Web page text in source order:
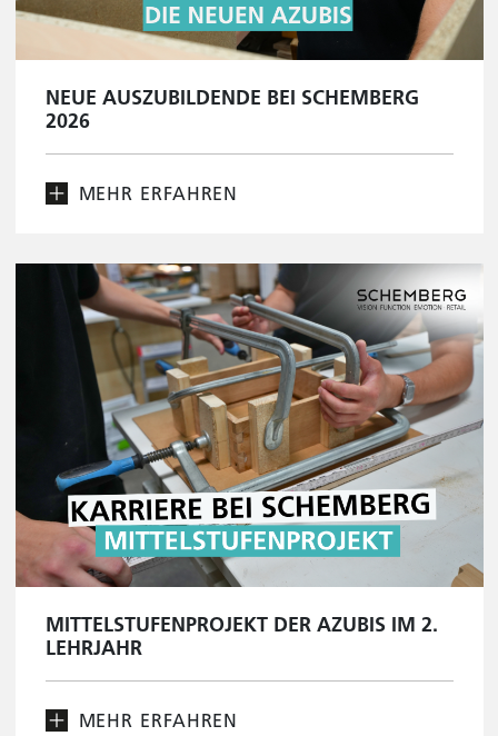
NEUE AUSZUBILDENDE BEI SCHEMBERG
2026
MEHR ERFAHREN
MITTELSTUFENPROJEKT DER AZUBIS IM 2.
LEHRJAHR
MEHR ERFAHREN